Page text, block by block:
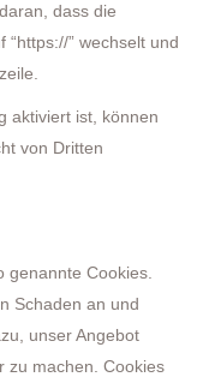
dass die
“https://” wechselt und
aktiviert ist, können
von Dritten
genannte Cookies.
Schaden an und
unser Angebot
zu machen. Cookies